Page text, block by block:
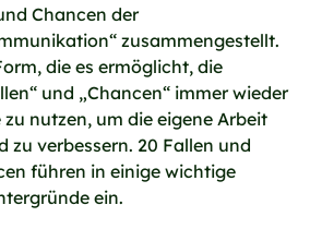
Chancen der
zusammengestellt.
die es ermöglicht, die
und „Chancen“ immer wieder
nutzen, um die eigene Arbeit
zu verbessern. 20 Fallen und
führen in einige wichtige
ein.